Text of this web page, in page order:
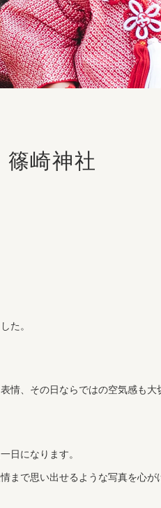
崎神社
た。
情、その日ならではの空気感も大
日になります。
まで思い出せるような写真を心が